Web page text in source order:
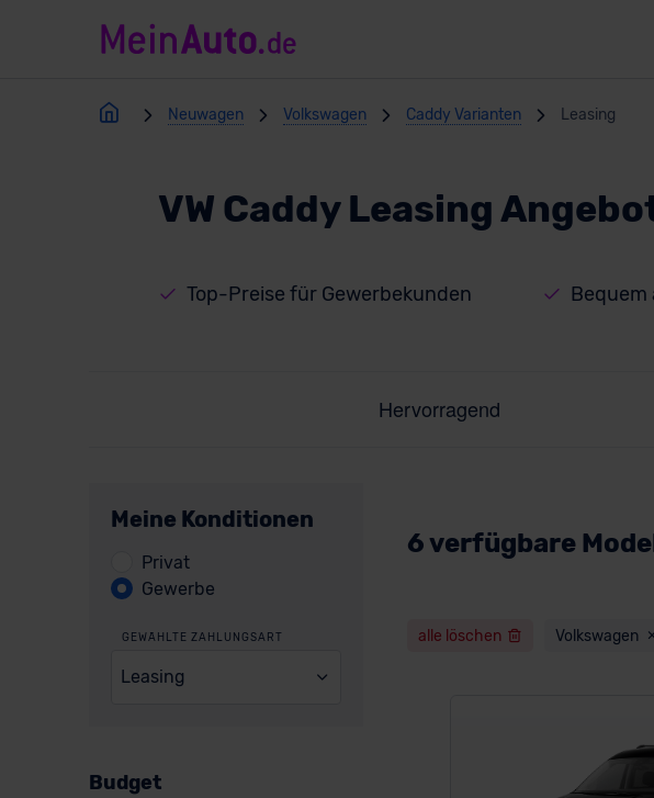
Neuwagen Volkswagen Caddy Varianten Leasing
VW Caddy Leasing
Top-Preise für Gewerbekunden Bequem
Meine Konditionen
Privat
Gewerbe
GEWÄHLTE ZAHLUNGSART
Leasing
Budget
6 verfügbare
alle löschen Volkswagen